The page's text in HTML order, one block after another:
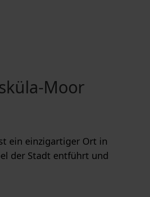
Moor
ein einzigartiger Ort in
der Stadt entführt und